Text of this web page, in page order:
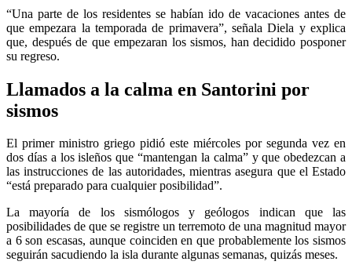
“Una parte de los residentes se habían ido de vacaciones antes de
que empezara la temporada de primavera”, señala Diela y explica
que, después de que empezaran los sismos, han decidido posponer
su regreso.
Llamados a la calma en Santorini por
sismos
El primer ministro griego pidió este miércoles por segunda vez en
dos días a los isleños que “mantengan la calma” y que obedezcan a
las instrucciones de las autoridades, mientras asegura que el Estado
“está preparado para cualquier posibilidad”.
La mayoría de los sismólogos y geólogos indican que las
posibilidades de que se registre un terremoto de una magnitud mayor
a 6 son escasas, aunque coinciden en que probablemente los sismos
seguirán sacudiendo la isla durante algunas semanas, quizás meses.